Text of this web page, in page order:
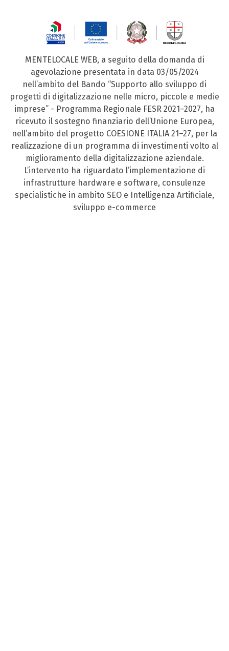
MENTELOCALE WEB, a seguito della domanda di
agevolazione presentata in data 03/05/2024
nell’ambito del Bando “Supporto allo sviluppo di
progetti di digitalizzazione nelle micro, piccole e medie
imprese” - Programma Regionale FESR 2021–2027, ha
ricevuto il sostegno finanziario dell’Unione Europea,
nell’ambito del progetto COESIONE ITALIA 21–27, per la
realizzazione di un programma di investimenti volto al
miglioramento della digitalizzazione aziendale.
L’intervento ha riguardato l’implementazione di
infrastrutture hardware e software, consulenze
specialistiche in ambito SEO e Intelligenza Artificiale,
sviluppo e-commerce